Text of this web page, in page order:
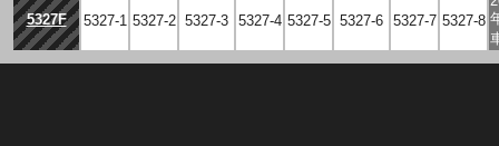
5327F 5327-1 5327-2 5327-3 5327-4 5327-5 5327-6 5327-7 5327-8